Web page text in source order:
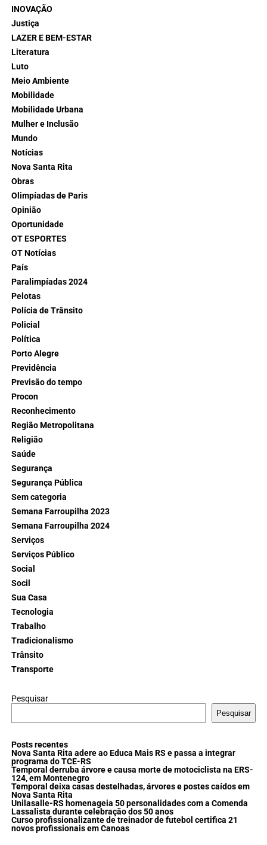
INOVAÇÃO
Justiça
LAZER E BEM-ESTAR
Literatura
Luto
Meio Ambiente
Mobilidade
Mobilidade Urbana
Mulher e Inclusão
Mundo
Notícias
Nova Santa Rita
Obras
Olimpíadas de Paris
Opinião
Oportunidade
OT ESPORTES
OT Notícias
País
Paralimpíadas 2024
Pelotas
Polícia de Trânsito
Policial
Política
Porto Alegre
Previdência
Previsão do tempo
Procon
Reconhecimento
Região Metropolitana
Religião
Saúde
Segurança
Segurança Pública
Sem categoria
Semana Farroupilha 2023
Semana Farroupilha 2024
Serviços
Serviços Público
Social
Socil
Sua Casa
Tecnologia
Trabalho
Tradicionalismo
Trânsito
Transporte
Pesquisar
Pesquisar
Posts recentes
Nova Santa Rita adere ao Educa Mais RS e passa a integrar
programa do TCE-RS
Temporal derruba árvore e causa morte de motociclista na ERS-
124, em Montenegro
Temporal deixa casas destelhadas, árvores e postes caídos em
Nova Santa Rita
Unilasalle-RS homenageia 50 personalidades com a Comenda
Lassalista durante celebração dos 50 anos
Curso profissionalizante de treinador de futebol certifica 21
novos profissionais em Canoas